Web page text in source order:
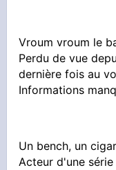
Vroum vroum le
Perdu de vue
dernière fois au
Informations
Un bench, un
Acteur d'une